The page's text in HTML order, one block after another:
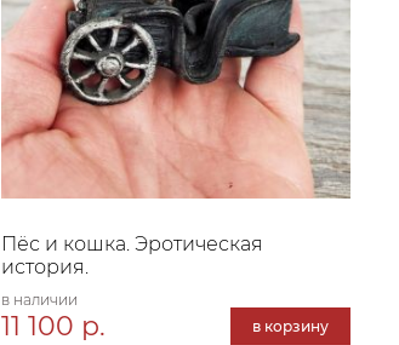
Пёс и кошка. Эротическая
история.
в наличии
11 100 р. в корзину